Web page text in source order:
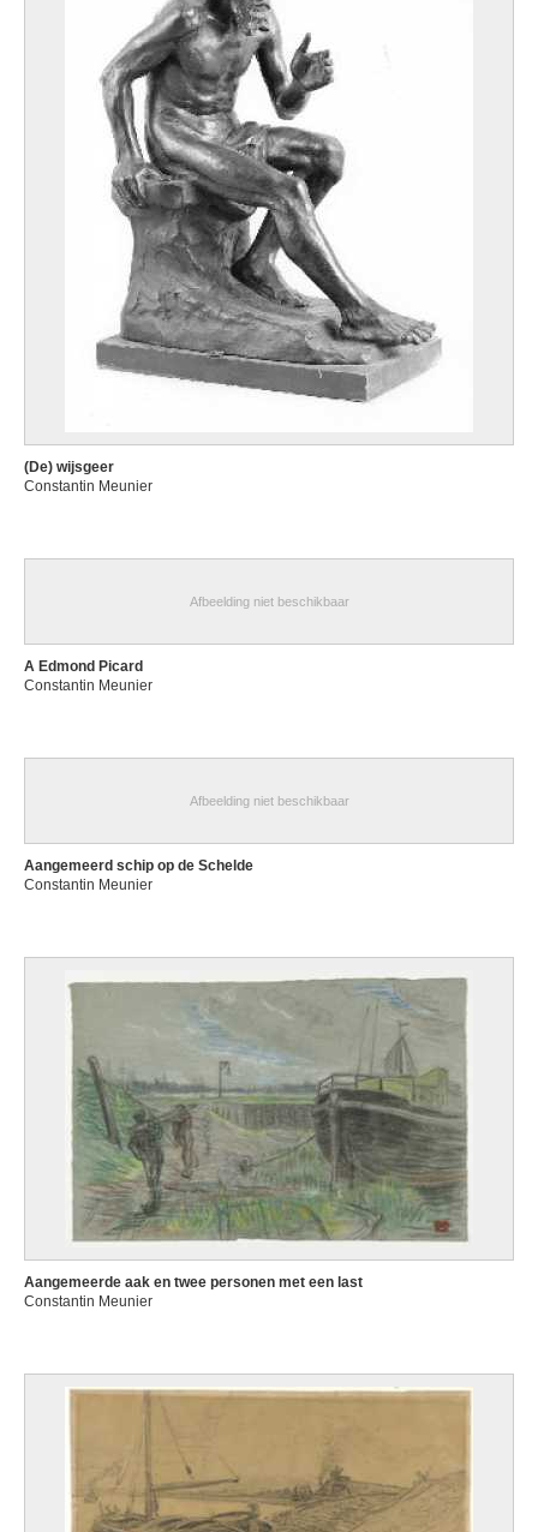
(De) wijsgeer
Constantin Meunier
Afbeelding niet beschikbaar
A Edmond Picard
Constantin Meunier
Afbeelding niet beschikbaar
Aangemeerd schip op de Schelde
Constantin Meunier
Aangemeerde aak en twee personen met een last
Constantin Meunier